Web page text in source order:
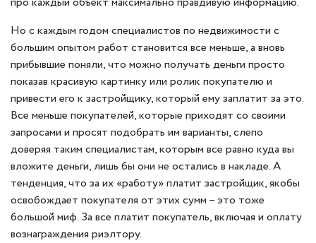
Но с каждым годом специалистов по недвижимости с
большим опытом работ становится все меньше, а вновь
прибывшие поняли, что можно получать деньги просто
показав красивую картинку или ролик покупателю и
привести его к застройщику, который ему заплатит за это.
Все меньше покупателей, которые приходят со своими
запросами и просят подобрать им варианты, слепо
доверяя таким специалистам, которым все равно куда вы
вложите деньги, лишь бы они не остались в накладе. А
тенденция, что за их «работу» платит застройщик, якобы
освобождает покупателя от этих сумм – это тоже
большой миф. За все платит покупатель, включая и оплату
вознаграждения риэлтору.